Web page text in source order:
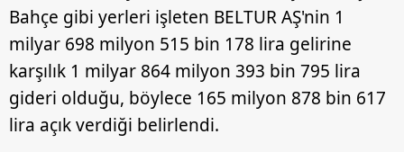
ilgili mevzuata uygun olarak kullanılan çerezlerle ilgili bilgi
almak için lütfen tıklayınız.
Bahçe gibi yerleri işleten BELTUR AŞ'nin 1
milyar 698 milyon 515 bin 178 lira gelirine
karşılık 1 milyar 864 milyon 393 bin 795 lira
gideri olduğu, böylece 165 milyon 878 bin 617
lira açık verdiği belirlendi.